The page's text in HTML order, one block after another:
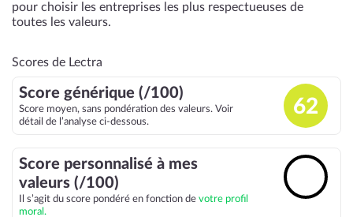
pour choisir les entreprises les plus respectueuses de
toutes les valeurs.
Scores de Lectra
Score générique (/100)
Score moyen, sans pondération des valeurs. Voir
détail de l’analyse ci-dessous.
62
Score personnalisé à mes
valeurs (/100)
Il s’agit du score pondéré en fonction de votre profil
moral.